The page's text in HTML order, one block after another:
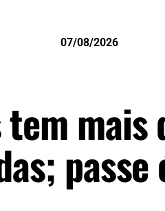
07/08/2026
tem
passe